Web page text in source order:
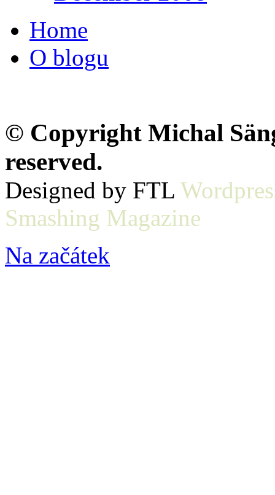
Home
O blogu
© Copyright Michal
reserved.
Designed by FTL
Smashing Magazine
Na začátek